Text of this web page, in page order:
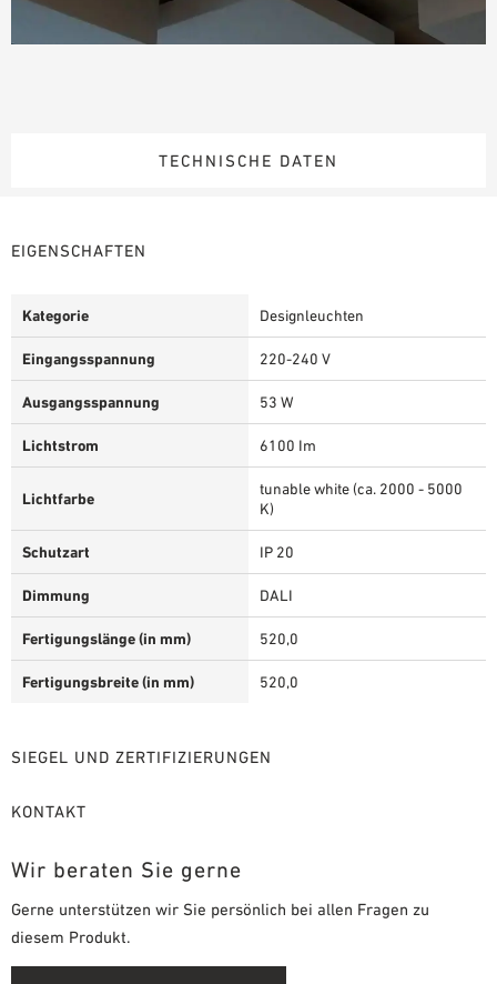
TECHNISCHE DATEN
EIGENSCHAFTEN
Kategorie Designleuchten
Eingangsspannung 220-240 V
Ausgangsspannung 53 W
Lichtstrom 6100 Im
Lichtfarbe
tunable white (ca. 2000 - 5000
K)
Schutzart IP 20
Dimmung DALI
Fertigungslänge (in mm) 520,0
Fertigungsbreite (in mm) 520,0
SIEGEL UND ZERTIFIZIERUNGEN
KONTAKT
Wir beraten Sie gerne
Gerne unterstützen wir Sie persönlich bei allen Fragen zu
diesem Produkt.